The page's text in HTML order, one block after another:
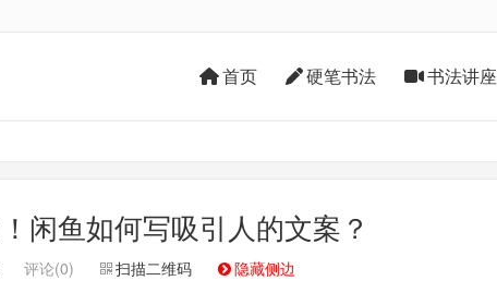
首页 硬笔书法 书法讲座
闲鱼如何写吸引人的文案？
评论(0) 扫描二维码 隐藏侧边